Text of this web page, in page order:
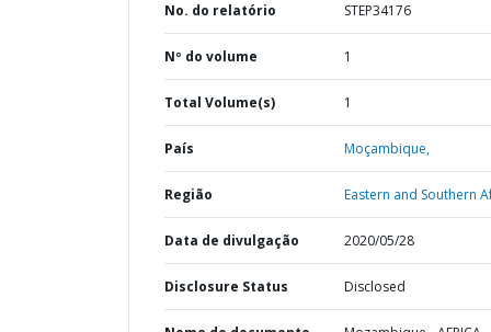
No. do relatório STEP34176
Nº do volume 1
Total Volume(s) 1
País Moçambique,
Região Eastern and Southern
Data de divulgação 2020/05/28
Disclosure Status Disclosed